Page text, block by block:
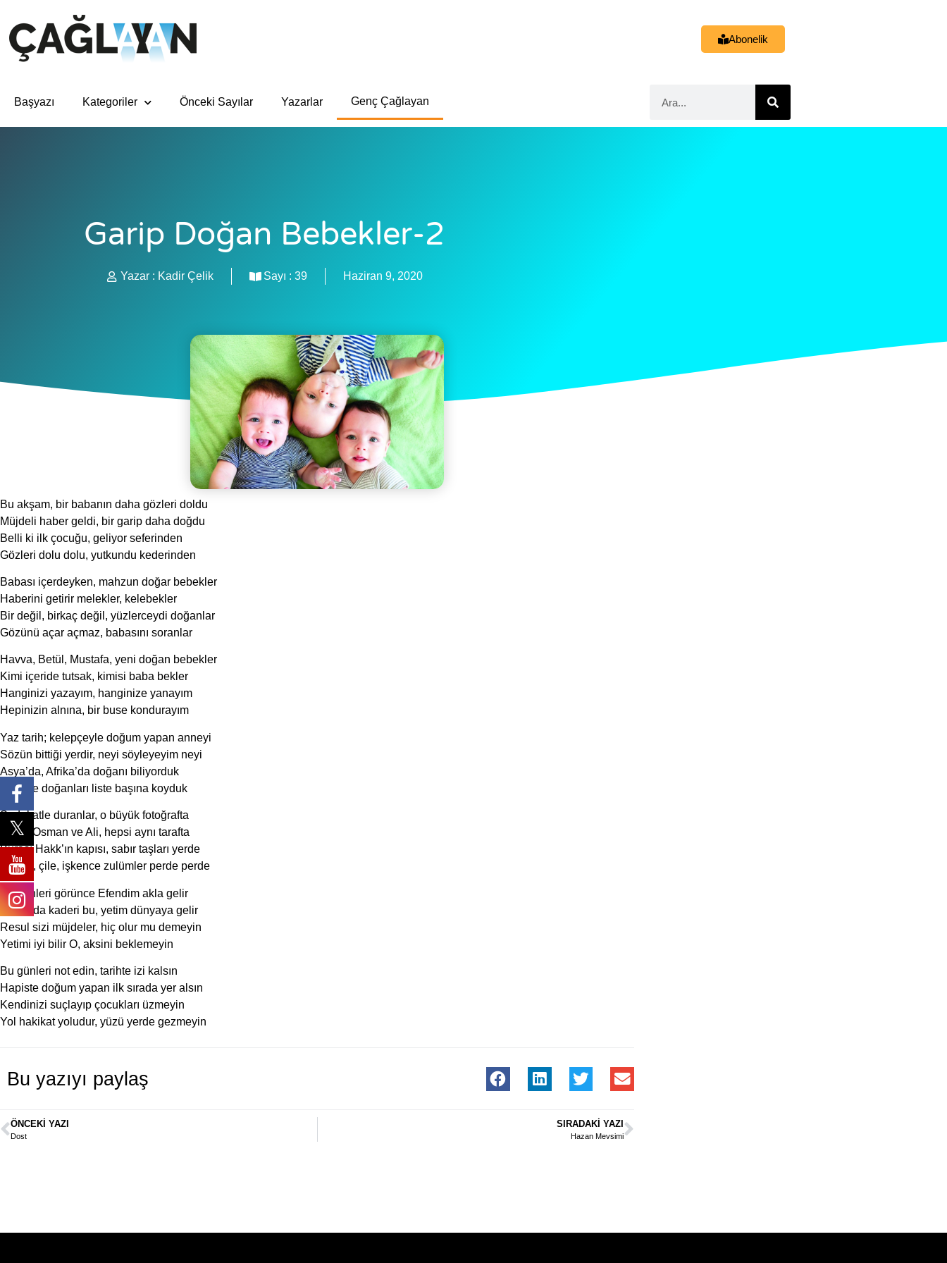
Abonelik
Başyazı Kategoriler Önceki Sayılar Yazarlar Genç Çağlayan
Garip Doğan Bebekler-2
Yazar : Kadir Çelik Sayı : 39 Haziran 9, 2020
Bu akşam, bir babanın daha gözleri doldu
Müjdeli haber geldi, bir garip daha doğdu
Belli ki ilk çocuğu, geliyor seferinden
Gözleri dolu dolu, yutkundu kederinden
Babası içerdeyken, mahzun doğar bebekler
Haberini getirir melekler, kelebekler
Bir değil, birkaç değil, yüzlerceydi doğanlar
Gözünü açar açmaz, babasını soranlar
Havva, Betül, Mustafa, yeni doğan bebekler
Kimi içeride tutsak, kimisi baba bekler
Hanginizi yazayım, hanginize yanayım
Hepinizin alnına, bir buse kondurayım
Yaz tarih; kelepçeyle doğum yapan anneyi
Sözün bittiği yerdir, neyi söyleyeyim neyi
Asya’da, Afrika’da doğanı biliyorduk
Hapiste doğanları liste başına koyduk
Sadakatle duranlar, o büyük fotoğrafta
Ömer, Osman ve Ali, hepsi aynı tarafta
Burası Hakk’ın kapısı, sabır taşları yerde
Hasret, çile, işkence zulümler perde perde
Bu günleri görünce Efendim akla gelir
O’nun da kaderi bu, yetim dünyaya gelir
Resul sizi müjdeler, hiç olur mu demeyin
Yetimi iyi bilir O, aksini beklemeyin
Bu günleri not edin, tarihte izi kalsın
Hapiste doğum yapan ilk sırada yer alsın
Kendinizi suçlayıp çocukları üzmeyin
Yol hakikat yoludur, yüzü yerde gezmeyin
Bu yazıyı paylaş
ÖNCEKI YAZI
Dost
SIRADAKI YAZI
Hazan Mevsimi